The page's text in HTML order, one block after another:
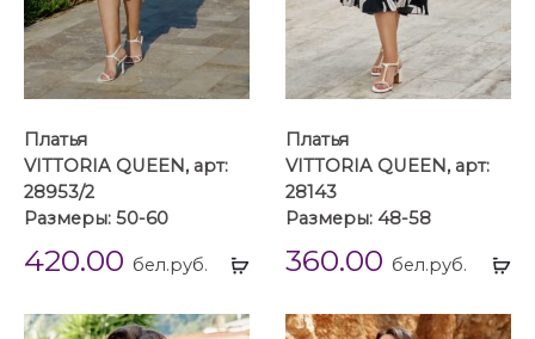
Выбрать
Платья
VITTORIA QUEEN, арт:
28953/2
Размеры: 50-60
420.00 бел.руб.
Платья
VITTORIA QUEEN, арт:
28143
Размеры: 48-58
360.00 бел.руб.